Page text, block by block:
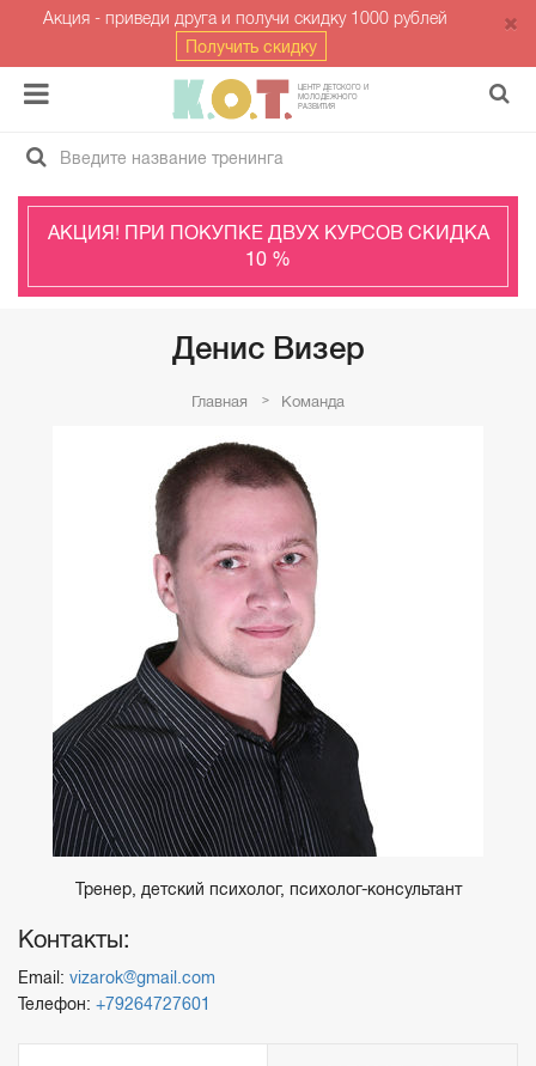
Акция - приведи друга и получи скидку 1000 рублей
Получить скидку
ЦЕНТР ДЕТСКОГО И
МОЛОДЁЖНОГО
РАЗВИТИЯ
АКЦИЯ! ПРИ ПОКУПКЕ ДВУХ КУРСОВ СКИДКА
10 %
Денис Визер
Главная Команда
Тренер, детский психолог, психолог-консультант
Контакты:
Email: vizarok@gmail.com
Телефон: +79264727601